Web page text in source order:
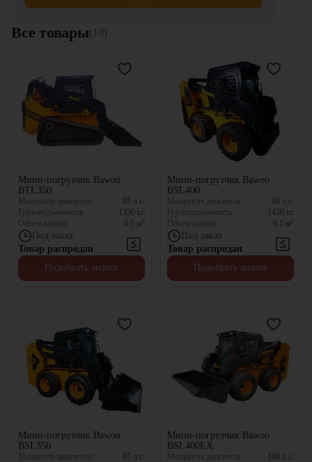
Все товары(10)
Мини-погрузчик Bawoo
BTL350
Мощность двигателя: 85 л.с.
Грузоподъемность:
1350 кг
Объем ковша:
0.5 м³
Под заказ
Товар распродан
Подобрать аналог
Мини-погрузчик Bawoo
BSL400
Мощность двигателя: 98 л.с.
Грузоподъемность:
1430 кг
Объем ковша:
0.5 м³
Под заказ
Товар распродан
Подобрать аналог
Мини-погрузчик Bawoo
BSL350
Мощность двигателя: 85 л.с.
Мини-погрузчик Bawoo
BSL400EX
Мощность двигателя: 100 л.с.